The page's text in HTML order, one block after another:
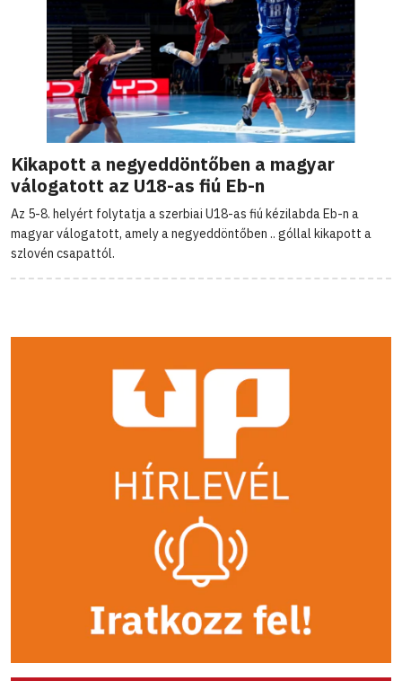
Kikapott a negyeddöntőben a magyar
válogatott az U18-as fiú Eb-n
Az 5-8. helyért folytatja a szerbiai U18-as fiú kézilabda Eb-n a
magyar válogatott, amely a negyeddöntőben .. góllal kikapott a
szlovén csapattól.